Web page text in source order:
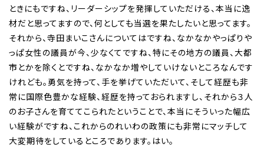
ときにもですね、リーダーシップを発揮していただける、本当に逸
材だと思ってますので、何としても当選を果たしたいと思ってます。
それから、寺田まいこさんについてはですね、なかなかやっぱりや
っぱ女性の議員が今、少なくてですね、特にその地方の議員、大都
市とかを除くとですね、なかなか増やしていけないところなんです
けれども。勇気を持って、手を挙げていただいて、そして経歴も非
常に国際色豊かな経験、経歴を持っておられますし、それから３人
のお子さんを育ててこられたということで、本当にそういった幅広
い経験がですね、これからのれいわの政策にも非常にマッチして
大変期待をしているところであります。はい。